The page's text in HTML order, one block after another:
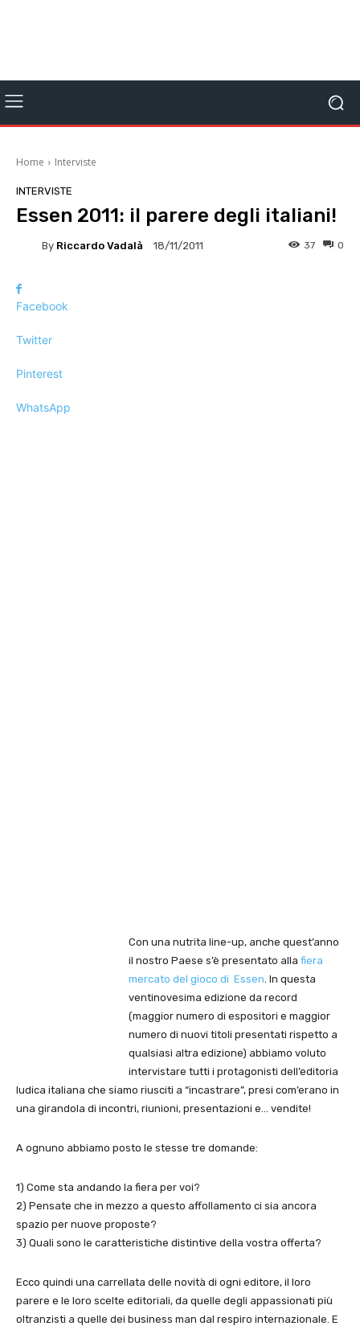
Home Interviste
INTERVISTE
Essen 2011: il parere degli italiani!
By Riccardo Vadalà 18/11/2011 0
37
Facebook
Twitter
Pinterest
WhatsApp
Con una nutrita line-up, anche quest’anno
il nostro Paese s’è presentato alla fiera
mercato del gioco di Essen . In questa
ventinovesima edizione da record
(maggior numero di espositori e maggior
numero di nuovi titoli presentati rispetto a
qualsiasi altra edizione) abbiamo voluto
intervistare tutti i protagonisti dell’editoria
ludica italiana che siamo riusciti a “incastrare”, presi com’erano in
una girandola di incontri, riunioni, presentazioni e… vendite!
A ognuno abbiamo posto le stesse tre domande:
1) Come sta andando la fiera per voi?
2) Pensate che in mezzo a questo affollamento ci sia ancora
spazio per nuove proposte?
3) Quali sono le caratteristiche distintive della vostra offerta?
Ecco quindi una carrellata delle novità di ogni editore, il loro
parere e le loro scelte editoriali, da quelle degli appassionati più
oltranzisti a quelle dei business man dal respiro internazionale. E